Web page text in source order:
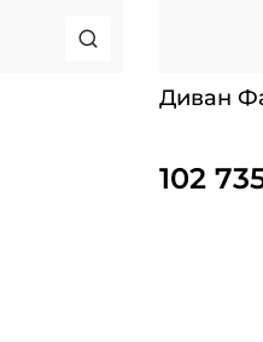
Диван
102